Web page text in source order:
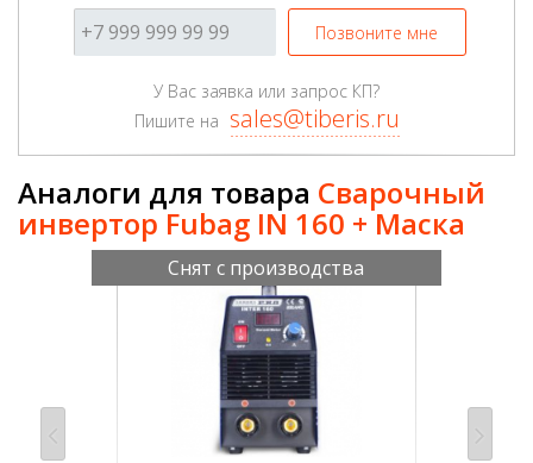
Позвоните мне
У Вас заявка или запрос КП?
Пишите на sales@tiberis.ru
Аналоги для товара Сварочный
инвертор Fubag IN 160 + Маска
Снят с производства